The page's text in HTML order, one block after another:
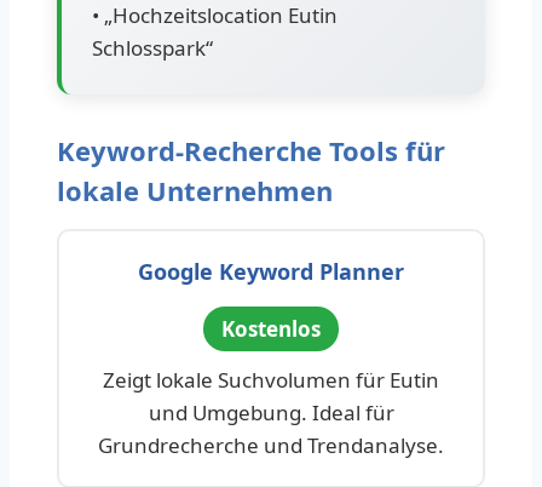
• „Hochzeitslocation Eutin
Schlosspark“
Keyword-Recherche Tools für
lokale Unternehmen
Google Keyword Planner
Kostenlos
Zeigt lokale Suchvolumen für Eutin
und Umgebung. Ideal für
Grundrecherche und Trendanalyse.